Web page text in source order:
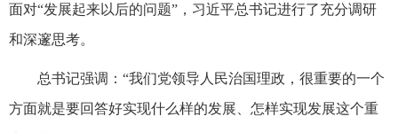
面对“发展起来以后的问题”，习近平总书记进行了充分调研
和深邃思考。
总书记强调：“我们党领导人民治国理政，很重要的一个
方面就是要回答好实现什么样的发展、怎样实现发展这个重